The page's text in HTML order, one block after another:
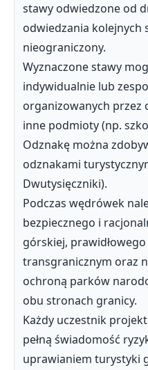
stawy odwiedzone od
odwiedzania kolejnych
nieograniczony.
Wyznaczone stawy
indywidualnie lub
organizowanych przez
inne podmioty (np.
Odznakę można
odznakami
Dwutysięczniki).
Podczas wędrówek
bezpiecznego i
górskiej,
transgranicznym oraz
ochroną parków
obu stronach granicy.
Każdy uczestnik
pełną świadomość
uprawianiem turystyki